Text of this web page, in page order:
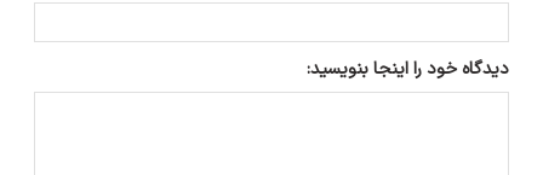
دیدگاه خود را اینجا بنویسید: